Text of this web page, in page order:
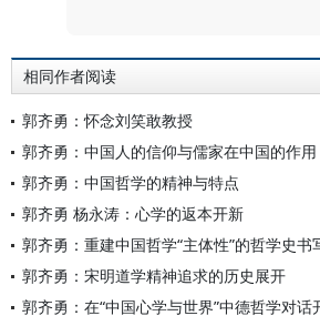
相同作者阅读
郭齐勇：怀念刘笑敢教授
郭齐勇：中国人的信仰与儒家在中国的作用
郭齐勇：中国哲学的精神与特点
郭齐勇 杨永涛：心学的返本开新
郭齐勇：重建中国哲学“主体性”的哲学史书
郭齐勇：宋明道学精神追求的历史展开
郭齐勇：在“中国心学与世界”中德哲学对话